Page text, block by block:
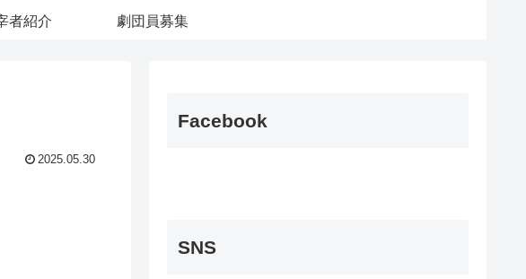
者紹介 劇団員募集
2025.05.30
Facebook
SNS